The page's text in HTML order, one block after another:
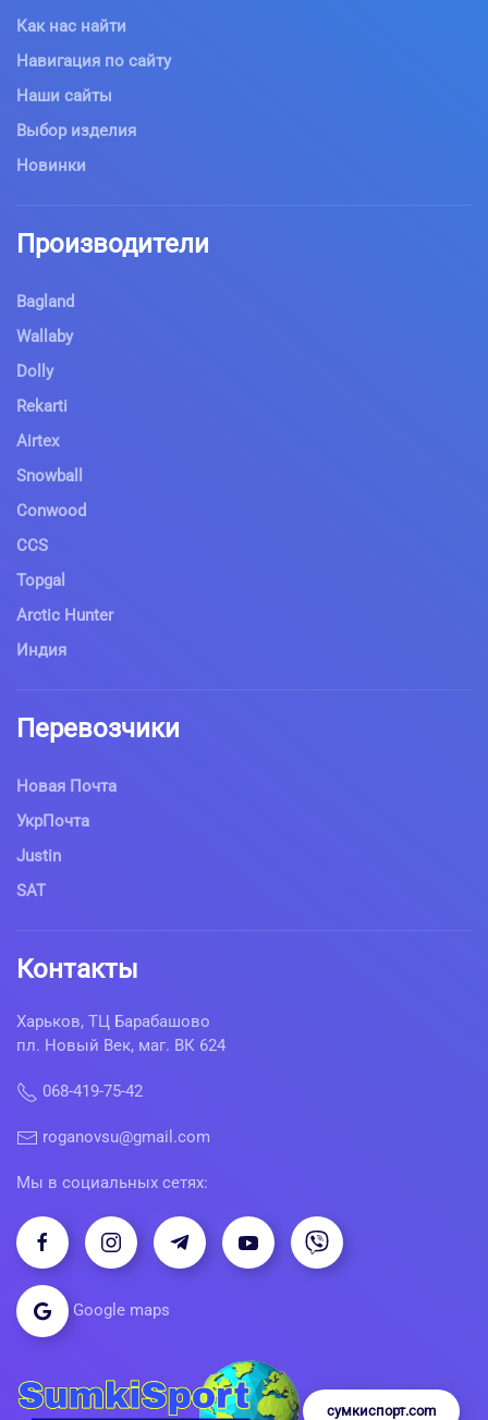
Как нас найти
Навигация по сайту
Наши сайты
Выбор изделия
Новинки
Производители
Bagland
Wallaby
Dolly
Rekarti
Airtex
Snowball
Conwood
CCS
Topgal
Arctic Hunter
Индия
Перевозчики
Новая Почта
УкрПочта
Justin
SAT
Контакты
Харьков, ТЦ Барабашово
пл. Новый Век, маг. ВК 624
068-419-75-42
roganovsu@gmail.com
Мы в социальных сетях:
Google maps
сумкиспорт.com